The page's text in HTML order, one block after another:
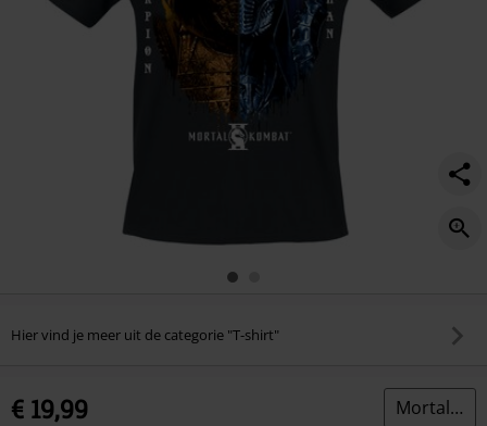
Hier vind je meer uit de categorie "T-shirt"
€ 19,99 Mortal Kombat